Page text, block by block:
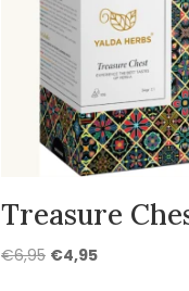
Treasure
€6,95 Oorspronkelijke
€4,95Huidige